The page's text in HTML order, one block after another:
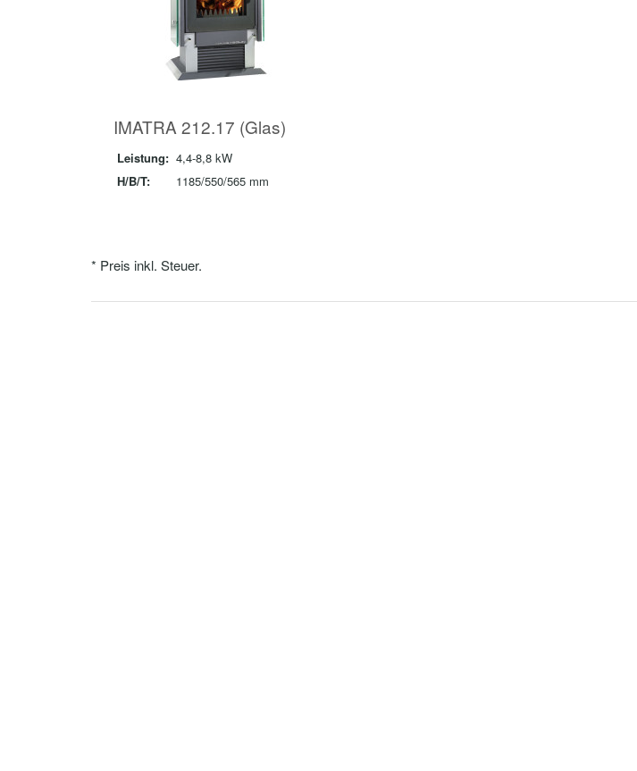
IMATRA 212.17 (Glas)
Leistung: 4,4-8,8 kW
H/B/T:
1185/550/565 mm
* Preis inkl. Steuer.